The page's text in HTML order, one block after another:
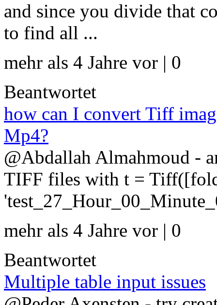
and since you divide that
to find all ...
mehr als 4 Jahre vor | 0
Beantwortet
how can I convert Tiff
Mp4?
@Abdallah Almahmoud -
TIFF files with t =
mehr als 4 Jahre vor | 0
Beantwortet
Multiple table input issues